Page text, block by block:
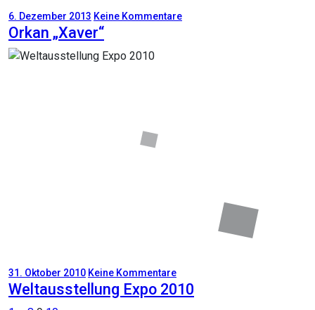
6. Dezember 2013 Keine Kommentare
Orkan „Xaver“
31. Oktober 2010 Keine Kommentare
Weltausstellung Expo 2010